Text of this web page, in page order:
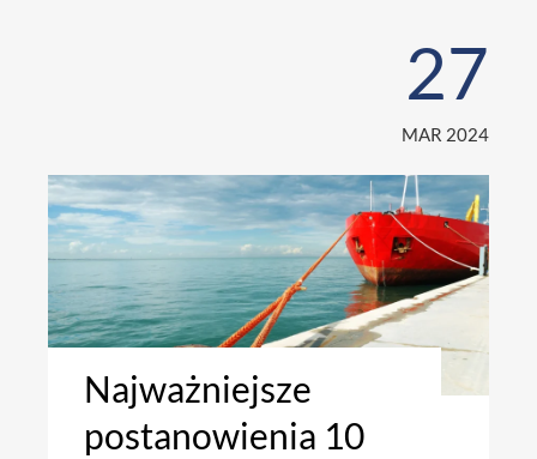
27
MAR 2024
Najważniejsze
postanowienia 10